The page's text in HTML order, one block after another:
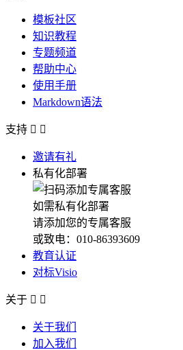
模板社区
知识教程
专题频道
帮助中心
使用手册
Markdown语法
支持  
邀请有礼
私有化部署
如需私有化部署
请添加您的专属客服
或致电：010-86393609
教育认证
对标Visio
关于  
关于我们
加入我们